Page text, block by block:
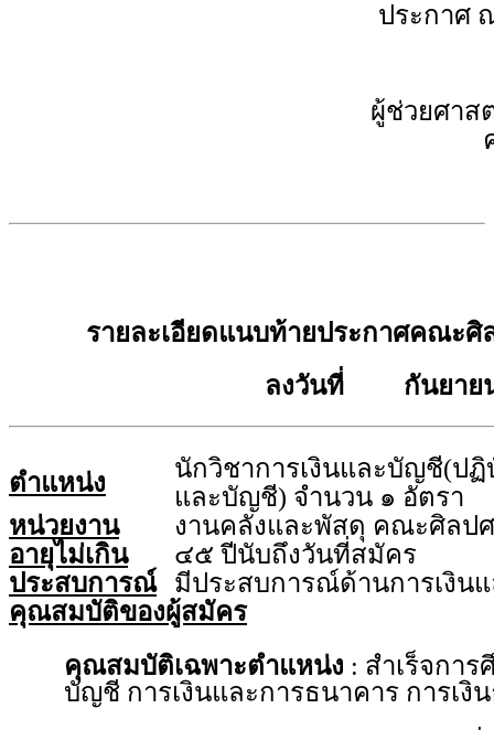
ประกา
ผู้ช่วยศาส
รายละเอียดแนบท้ายประกาศคณะ
ลงวันที่ กันยายน
ตำแหน่ง
นักวิชาการเงินและบัญชี(ปฏิ
และบัญชี) จำนวน ๑ อัตรา
หน่วยงาน
งานคลังและพัสดุ คณะศิลป
อายุไม่เกิน
๔๕ ปีนับถึงวันที่สมัคร
ประสบการณ์
มีประสบการณ์ด้านการเงิน
คุณสมบัติของผู้สมัคร
คุณสมบัติเฉพาะตำแหน่ง : สำเร็จกา
บัญชี การเงินและการธนาคาร การเงิ